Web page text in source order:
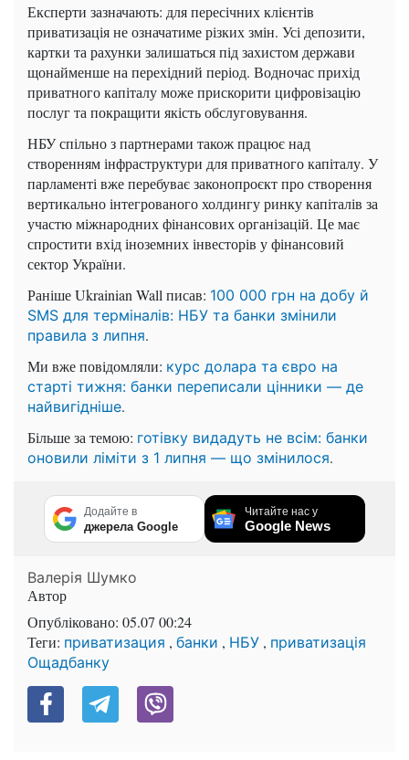
Експерти зазначають: для пересічних клієнтів
приватизація не означатиме різких змін. Усі депозити,
картки та рахунки залишаться під захистом держави
щонайменше на перехідний період. Водночас прихід
приватного капіталу може прискорити цифровізацію
послуг та покращити якість обслуговування.
НБУ спільно з партнерами також працює над
створенням інфраструктури для приватного капіталу. У
парламенті вже перебуває законопроєкт про створення
вертикально інтегрованого холдингу ринку капіталів за
участю міжнародних фінансових організацій. Це має
спростити вхід іноземних інвесторів у фінансовий
сектор України.
Раніше Ukrainian Wall писав: 100 000 грн на добу й
SMS для терміналів: НБУ та банки змінили
правила з липня.
Ми вже повідомляли: курс долара та євро на
старті тижня: банки переписали цінники — де
найвигідніше.
Більше за темою: готівку видадуть не всім: банки
оновили ліміти з 1 липня — що змінилося.
Додайте в
джерела Google
Читайте нас у
Google News
Валерія Шумко
Автор
Опубліковано: 05.07 00:24
Теги: приватизация , банки , НБУ , приватизація
Ощадбанку